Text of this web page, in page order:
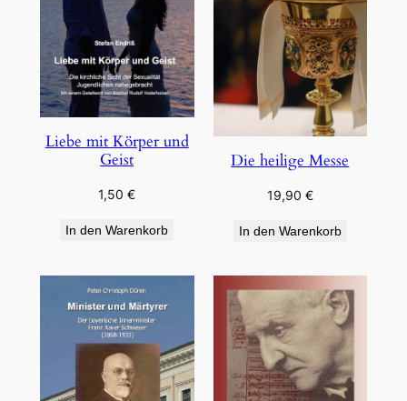
Liebe mit Körper und
Geist
1,50€
In den Warenkorb
Die heilige Messe
19,90 €
In den Warenkorb